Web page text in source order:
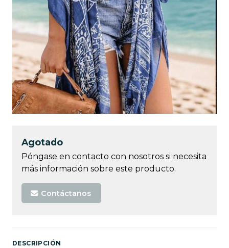
Agotado
Póngase en contacto con nosotros si necesita
más información sobre este producto.
Contáctanos
DESCRIPCIÓN